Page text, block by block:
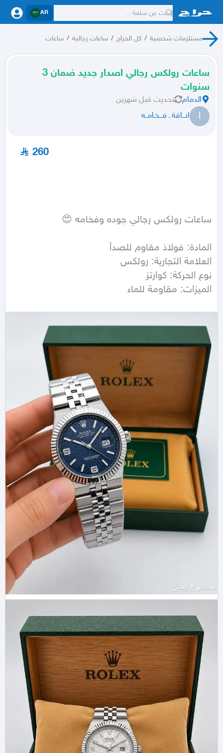
AR
مستلزمات شخصية / كل الحراج / ساعات رجالية / ساعات
ساعات رولكس رجالي اصدار جديد ضمان 3
سنوات
الدمام تحديث قبل شهرين
ا انـــاقة ـ فـــخـامــه
260
ساعات رولكس رجالي جوده وفخامه 😍
الميزات: مقاومة للماء